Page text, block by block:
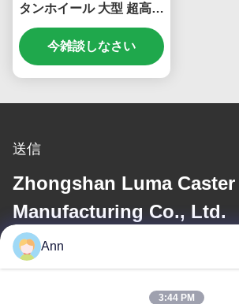
タンホイール 大型 超高耐
久 ボールキャスター スチ
ールホイール シングル 6
インチ プレートキャスタ
今雑談しなさい
送信
Zhongshan Luma Caster
Manufacturing Co., Ltd.
電子メール
Ann
3:44 PM